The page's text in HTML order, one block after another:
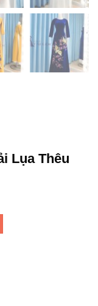
Lụa Thêu
Hạc(BSC-L5) số